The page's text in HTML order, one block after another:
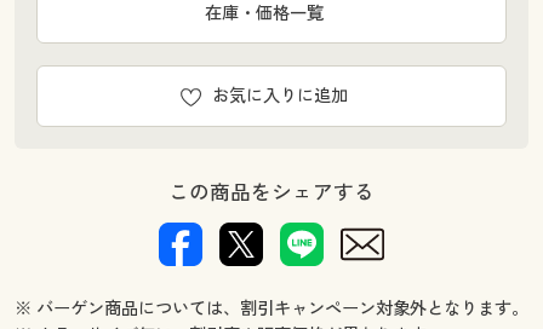
お気に入りに追加
在庫・価格一覧
この商品をシェアする
※ バーゲン商品については、割引キャンペーン対象外となります。